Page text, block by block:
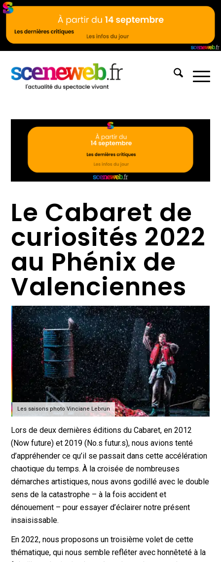
Le Cabaret de
curiosités 2022
au Phénix de
Valenciennes
Les saisons photo Vinciane Lebrun
Lors de deux dernières éditions du Cabaret, en 2012
(Now future) et 2019 (No.s futur.s), nous avions tenté
d’appréhender ce qu’il se passait dans cette accélération
chaotique du temps. À la croisée de nombreuses
démarches artistiques, nous avons godillé avec le double
sens de la catastrophe – à la fois accident et
dénouement – pour essayer d’éclairer notre présent
insaisissable.
En 2022, nous proposons un troisième volet de cette
thématique, qui nous semble refléter avec honnêteté à la